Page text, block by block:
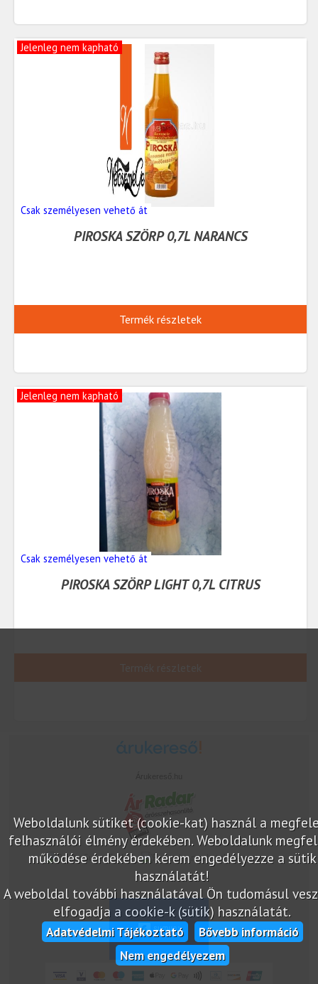
Jelenleg nem kapható
Csak személyesen vehető át
PIROSKA SZÖRP 0,7L NARANCS
Termék részletek
Jelenleg nem kapható
Csak személyesen vehető át
PIROSKA SZÖRP LIGHT 0,7L CITRUS
Termék részletek
Weboldalunk sütiket (cookie-kat) használ a
felhasználói élmény érdekében. Weboldalunk
működése érdekében kérem engedélyezze a sütik
használatát!
A weboldal további használatával Ön tudomásul
elfogadja a cookie-k (sütik) használatát.
Adatvédelmi Tájékoztató
Bővebb információ
Nem engedélyezem
marketplace partner